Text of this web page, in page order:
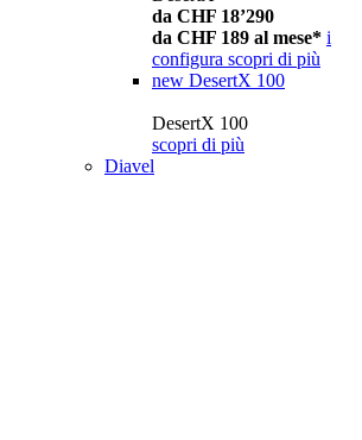
da CHF 18’290
da CHF 189 al mese* i
configura scopri di più
new DesertX 100
DesertX 100
scopri di più
Diavel